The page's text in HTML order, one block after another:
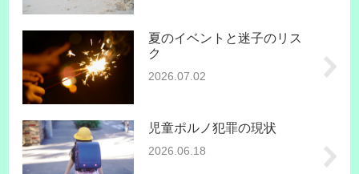
夏のイベントと迷子のリス
ク
2026.07.02
児童ポルノ犯罪の現状
2026.06.18